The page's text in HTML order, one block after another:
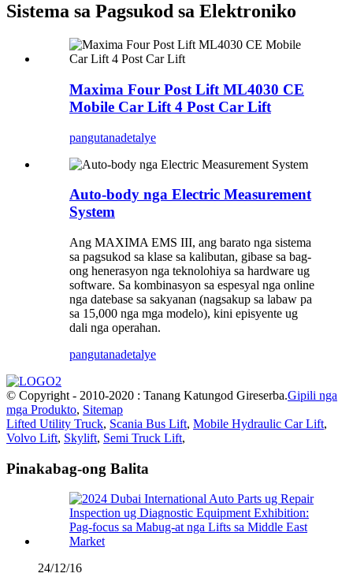
Sistema sa Pagsukod sa Elektroniko
Maxima Four Post Lift ML4030 CE
Mobile Car Lift 4 Post Car Lift
pangutanadetalye
Auto-body nga Electric Measurement
System
Ang MAXIMA EMS III, ang barato nga sistema
sa pagsukod sa klase sa kalibutan, gibase sa bag-
ong henerasyon nga teknolohiya sa hardware ug
software. Sa kombinasyon sa espesyal nga online
nga datebase sa sakyanan (nagsakup sa labaw pa
sa 15,000 nga mga modelo), kini episyente ug
dali nga operahan.
pangutanadetalye
© Copyright - 2010-2020 : Tanang Katungod Gireserba.Gipili nga
mga Produkto, Sitemap
Lifted Utility Truck, Scania Bus Lift, Mobile Hydraulic Car Lift,
Volvo Lift, Skylift, Semi Truck Lift,
Pinakabag-ong Balita
24/12/16